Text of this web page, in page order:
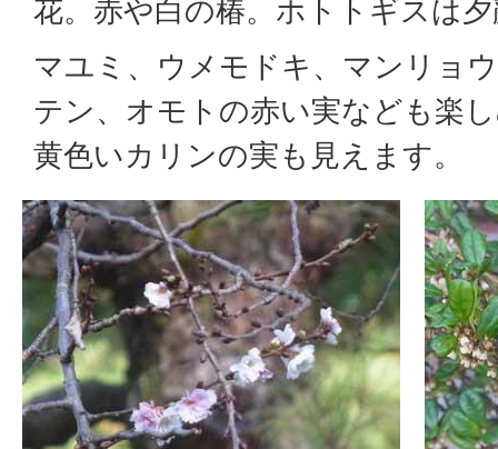
花。赤や白の椿。ホトトギスは
マユミ、ウメモドキ、マンリョ
テン、オモトの赤い実なども楽
黄色いカリンの実も見えます。